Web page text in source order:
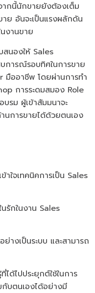
ากนี้นักขายยังต้องเต็ม
ย อันจะเป็นแรงผลักดัน
งานขาย
นองให้ Sales
บการณ์รอบทิศในการขาย
มืออาชีพ โดยผ่านการทำ
การระดมสมอง Role
รม ผู้เข้าสัมมนาจะ
นการขายได้ด้วยตนเอง
าใจเทคนิคการเป็น Sales
รักในงาน Sales
ย่างเป็นระบบ และสามารถ
ได้ไปประยุกต์ใช้ในการ
กับตนเองได้อย่างมี